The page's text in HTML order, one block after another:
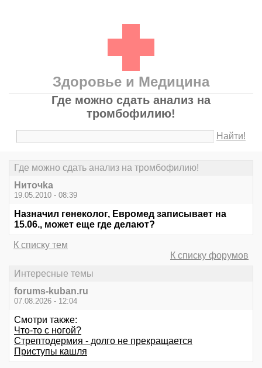
Здоровье и Медицина
Где можно сдать анализ на
тромбофилию!
Найти!
Где можно сдать анализ на тромбофилию!
Ниточka
19.05.2010 - 08:39
Назначил генеколог, Евромед записывает на
15.06., может еще где делают?
К списку тем
К списку форумов
Интересные темы
forums-kuban.ru
07.08.2026 - 12:04
Смотри также:
Что-то с ногой?
Стрептодермия - долго не прекращается
Приступы кашля